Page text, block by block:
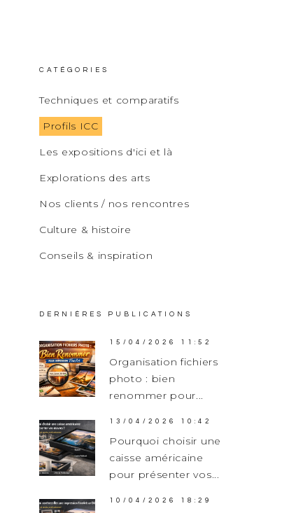
CATÉGORIES
Techniques et comparatifs
Profils ICC
Les expositions d'ici et là
Explorations des arts
Nos clients / nos rencontres
Culture & histoire
Conseils & inspiration
DERNIÈRES PUBLICATIONS
15/04/2026 11:52
Organisation fichiers
photo : bien
renommer pour...
13/04/2026 10:42
Pourquoi choisir une
caisse américaine
pour présenter vos...
10/04/2026 18:29